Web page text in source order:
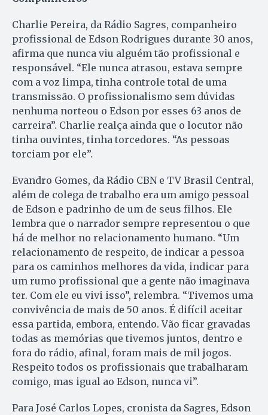
Charlie Pereira, da Rádio Sagres, companheiro
profissional de Edson Rodrigues durante 30 anos,
afirma que nunca viu alguém tão profissional e
responsável. “Ele nunca atrasou, estava sempre
com a voz limpa, tinha controle total de uma
transmissão. O profissionalismo sem dúvidas
nenhuma norteou o Edson por esses 63 anos de
carreira”. Charlie realça ainda que o locutor não
tinha ouvintes, tinha torcedores. “As pessoas
torciam por ele”.
Evandro Gomes, da Rádio CBN e TV Brasil Central,
além de colega de trabalho era um amigo pessoal
de Edson e padrinho de um de seus filhos. Ele
lembra que o narrador sempre representou o que
há de melhor no relacionamento humano. “Um
relacionamento de respeito, de indicar a pessoa
para os caminhos melhores da vida, indicar para
um rumo profissional que a gente não imaginava
ter. Com ele eu vivi isso”, relembra. “Tivemos uma
convivência de mais de 50 anos. É difícil aceitar
essa partida, embora, entendo. Vão ficar gravadas
todas as memórias que tivemos juntos, dentro e
fora do rádio, afinal, foram mais de mil jogos.
Respeito todos os profissionais que trabalharam
comigo, mas igual ao Edson, nunca vi”.
Para José Carlos Lopes, cronista da Sagres, Edson